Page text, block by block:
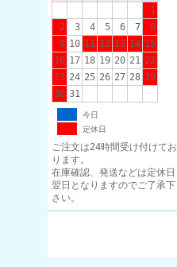
1
2
3 4 5 6 7
8
9 10 11 12 13 14 15
16 17 18 19 20 21 22
23 24 25 26 27 28 29
30 31
今日
定休日
ご注文は24時間受け付けてお
ります。
在庫確認、発送などは定休日
翌日となりますのでご了承下
さい。